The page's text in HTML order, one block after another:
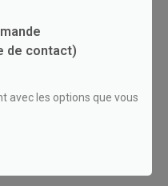
de contact)
avec les options que vous